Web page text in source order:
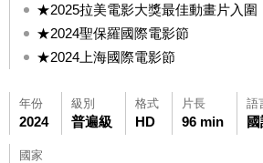
★2025拉美電影大獎最佳動畫片入圍
★2024聖保羅國際電影節
★2024上海國際電影節
年份
2024
級別
普遍級
格式
HD
片長
96 min
語
國家